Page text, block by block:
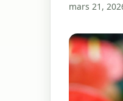
mars 21,